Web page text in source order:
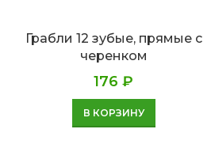
Грабли 12 зубые, прямые с
черенком
176₽
В КОРЗИНУ